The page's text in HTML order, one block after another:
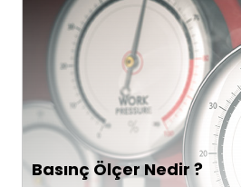
Basınç Ölçer Nedir ?